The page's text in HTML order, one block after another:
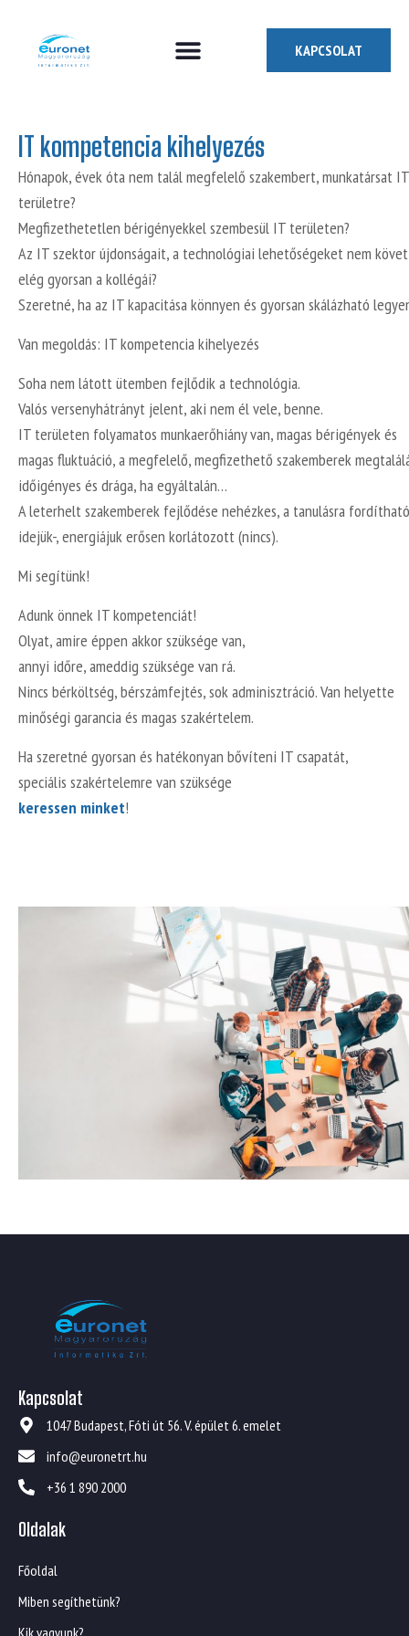
KAPCSOLAT
IT kompetencia kihelyezés
Hónapok, évek óta nem talál megfelelő szakembert, munkatársat IT
területre?
Megfizethetetlen bérigényekkel szembesül IT területen?
Az IT szektor újdonságait, a technológiai lehetőségeket nem
elég gyorsan a kollégái?
Szeretné, ha az IT kapacitása könnyen és gyorsan skálázható
Van megoldás: IT kompetencia kihelyezés
Soha nem látott ütemben fejlődik a technológia.
Valós versenyhátrányt jelent, aki nem él vele, benne.
IT területen folyamatos munkaerőhiány van, magas bérigények és
magas fluktuáció, a megfelelő, megfizethető szakemberek
időigényes és drága, ha egyáltalán…
A leterhelt szakemberek fejlődése nehézkes, a tanulásra fordítható
idejük-, energiájuk erősen korlátozott (nincs).
Mi segítünk!
Adunk önnek IT kompetenciát!
Olyat, amire éppen akkor szüksége van,
annyi időre, ameddig szüksége van rá.
Nincs bérköltség, bérszámfejtés, sok adminisztráció. Van helyette
minőségi garancia és magas szakértelem.
Ha szeretné gyorsan és hatékonyan bővíteni IT csapatát,
speciális szakértelemre van szüksége
keressen minket!
Kapcsolat
1047 Budapest, Fóti út 56. V. épület 6. emelet
info@euronetrt.hu
+36 1 890 2000
Oldalak
Főoldal
Miben segíthetünk?
Kik vagyunk?